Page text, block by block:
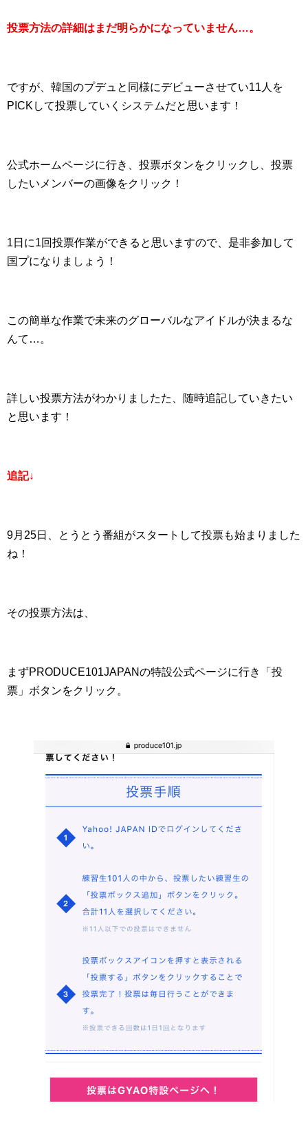
投票方法の詳細はまだ明らかになっていません…。
ですが、韓国のプデュと同様にデビューさせてい11人を
PICKして投票していくシステムだと思います！
公式ホームページに行き、投票ボタンをクリックし、投票
したいメンバーの画像をクリック！
1日に1回投票作業ができると思いますので、是非参加して
国プになりましょう！
この簡単な作業で未来のグローバルなアイドルが決まるな
んて…。
詳しい投票方法がわかりましたた、随時追記していきたい
と思います！
追記↓
9月25日、とうとう番組がスタートして投票も始まりました
ね！
その投票方法は、
まずPRODUCE101JAPANの特設公式ページに行き「投
票」ボタンをクリック。